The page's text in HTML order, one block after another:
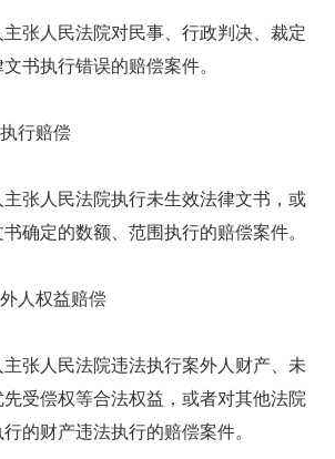
张人民法院对民事、行政判决、裁定
书执行错误的赔偿案件。
行赔偿
张人民法院执行未生效法律文书，或
确定的数额、范围执行的赔偿案件。
人权益赔偿
张人民法院违法执行案外人财产、未
受偿权等合法权益，或者对其他法院
的财产违法执行的赔偿案件。